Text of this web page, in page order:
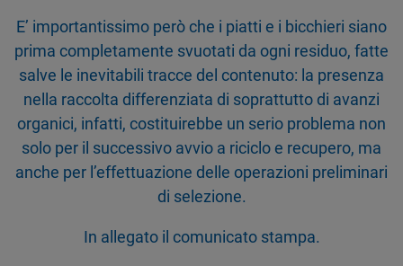
E’ importantissimo però che i piatti e i bicchieri siano
prima completamente svuotati da ogni residuo, fatte
salve le inevitabili tracce del contenuto: la presenza
nella raccolta differenziata di soprattutto di avanzi
organici, infatti, costituirebbe un serio problema non
solo per il successivo avvio a riciclo e recupero, ma
anche per l’effettuazione delle operazioni preliminari
di selezione.
In allegato il comunicato stampa.